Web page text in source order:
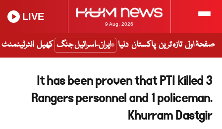
9 Aug, 2026
LIVE
صفحۂ اول تازہ ترین پاکستان دنیا ایران-اسرائیل جنگ کھیل انٹرٹینمنٹ
It has been proven that PTI killed 3
Rangers personnel and 1 policeman.
Khurram Dastgir